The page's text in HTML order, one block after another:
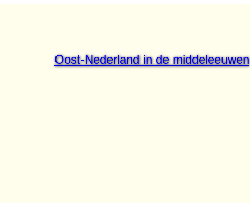
Oost-Nederland in de middeleeuwen